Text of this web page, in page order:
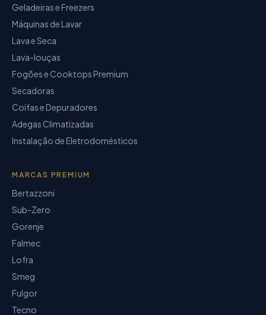
Geladeiras e Freezers
Máquinas de Lavar
Lava e Seca
Lava-louças
Fogões e Cooktops Premium
Secadoras
Coifas e Depuradores
Adegas Climatizadas
Instalação de Eletrodomésticos
MARCAS PREMIUM
Bertazzoni
Sub-Zero
Gorenje
Falmec
Lofra
Smeg
Fulgor
Tecno